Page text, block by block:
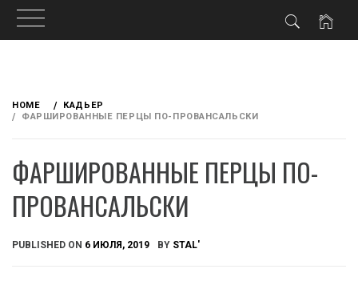
content
HOME
КАДЬЕР
ФАРШИРОВАННЫЕ ПЕРЦЫ ПО-ПРОВАНСАЛЬСКИ
ФАРШИРОВАННЫЕ ПЕРЦЫ ПО-
ПРОВАНСАЛЬСКИ
PUBLISHED ON 6 ИЮЛЯ, 2019 BY STAL'